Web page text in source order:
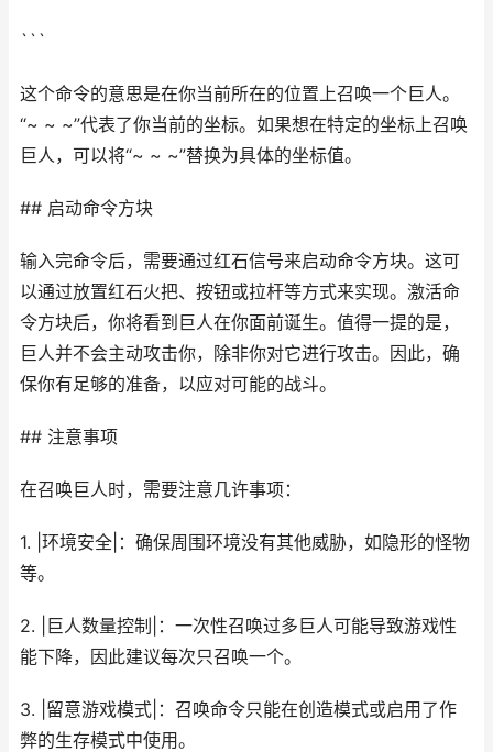
```
这个命令的意思是在你当前所在的位置上召唤一个巨人。
“~ ~ ~”代表了你当前的坐标。如果想在特定的坐标上召唤
巨人，可以将“~ ~ ~”替换为具体的坐标值。
## 启动命令方块
输入完命令后，需要通过红石信号来启动命令方块。这可
以通过放置红石火把、按钮或拉杆等方式来实现。激活命
令方块后，你将看到巨人在你面前诞生。值得一提的是，
巨人并不会主动攻击你，除非你对它进行攻击。因此，确
保你有足够的准备，以应对可能的战斗。
## 注意事项
在召唤巨人时，需要注意几许事项：
1. |环境安全|：确保周围环境没有其他威胁，如隐形的怪物
等。
2. |巨人数量控制|：一次性召唤过多巨人可能导致游戏性
能下降，因此建议每次只召唤一个。
3. |留意游戏模式|：召唤命令只能在创造模式或启用了作
弊的生存模式中使用。